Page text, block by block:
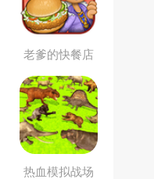
老爹的快餐店
热血模拟战场